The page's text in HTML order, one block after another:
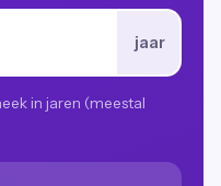
jaar
in jaren (meestal